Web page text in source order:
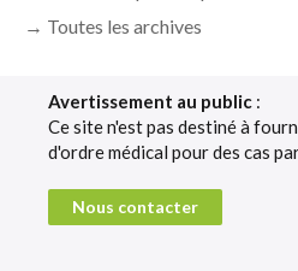
→ Toutes les archives
Avertissement au public :
Ce site n'est pas destiné à
d'ordre médical pour des cas
Nous contacter